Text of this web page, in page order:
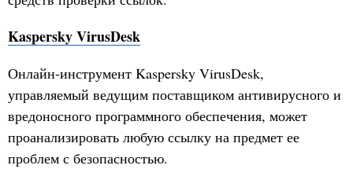
Kaspersky VirusDesk
Онлайн-инструмент Kaspersky VirusDesk,
управляемый ведущим поставщиком антивирусного и
вредоносного программного обеспечения, может
проанализировать любую ссылку на предмет ее
проблем с безопасностью.